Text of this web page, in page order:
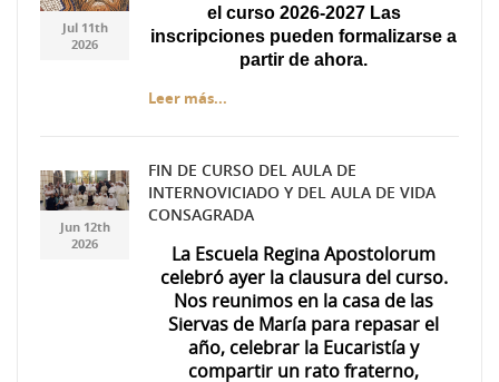
Jul 11th
2026
el curso 2026-2027 Las
inscripciones pueden formalizarse a
partir de ahora.
Leer más...
7ea3c5ae-f537-447f-
a49d-da71d69674d0.jpg
7ea3c5ae-f537-447f-
a49d-da71d69674d0.jpg
Jun 12th
2026
FIN DE CURSO DEL AULA DE
INTERNOVICIADO Y DEL AULA DE VIDA
CONSAGRADA
La Escuela Regina Apostolorum
celebró ayer la clausura del curso.
Nos reunimos en la casa de las
Siervas de María para repasar el
año, celebrar la Eucaristía y
compartir un rato fraterno,